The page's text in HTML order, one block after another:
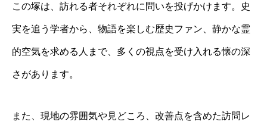
この塚は、訪れる者それぞれに問いを投げかけます。史
実を追う学者から、物語を楽しむ歴史ファン、静かな霊
的空気を求める人まで、多くの視点を受け入れる懐の深
さがあります。
また、現地の雰囲気や見どころ、改善点を含めた訪問レ